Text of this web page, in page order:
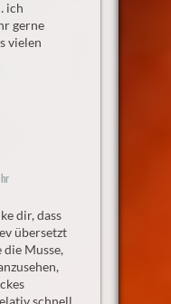
ich
gerne
vielen
dir, dass
übersetzt
die Musse,
schnell